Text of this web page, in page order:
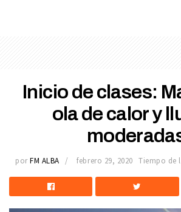
Inicio de clases:
ola de calor y
por FM ALBA febrero 29, 2020 Tiempo de